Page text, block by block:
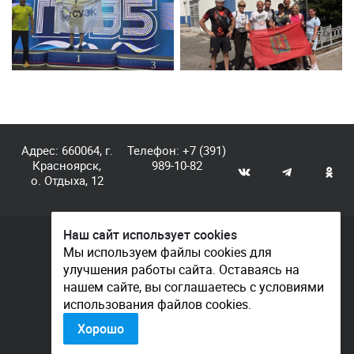
Адрес: 660064, г.
Красноярск,
о. Отдыха, 12
Телефон:+7 (391)
989-10-82
© КГАУ «Центр спортивной подготовки», 2026
Документы
Политика конфиденциальности
Контакты
Наш сайт использует cookies
Мы используем файлы cookies для
улучшения работы сайта. Оставаясь на
нашем сайте, вы соглашаетесь с условиями
использования файлов cookies.
Хорошо